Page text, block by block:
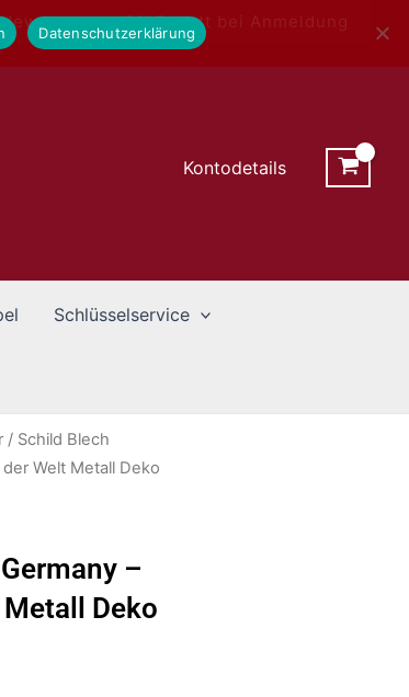
Newsletter - 10% Rabatt bei Anmeldung
Kontodetails
Schlüsselservice
/ Schild Blech
Welt Metall Deko
–
Deko
Datenschutzerklärung